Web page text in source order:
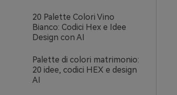
20 Palette Colori Vino
Bianco: Codici Hex e Idee
Design con AI
Palette di colori matrimonio:
20 idee, codici HEX e design
AI